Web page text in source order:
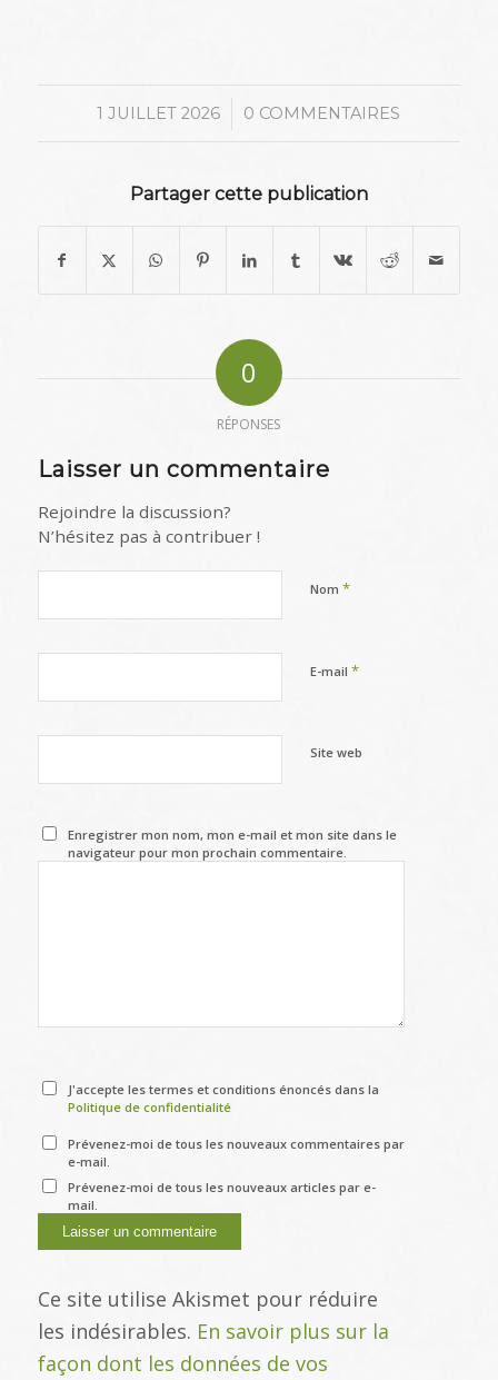
1 JUILLET 2026
/ 0 COMMENTAIRES
Partager cette publication
0
RÉPONSES
Laisser un commentaire
Rejoindre la discussion?
N’hésitez pas à contribuer !
Nom *
E-mail *
Site web
Enregistrer mon nom, mon e-mail et mon site dans le
navigateur pour mon prochain commentaire.
J'accepte les termes et conditions énoncés dans la
Politique de confidentialité
Prévenez-moi de tous les nouveaux commentaires par
e-mail.
Prévenez-moi de tous les nouveaux articles par e-
mail.
Ce site utilise Akismet pour réduire
les indésirables. En savoir plus sur la
façon dont les données de vos